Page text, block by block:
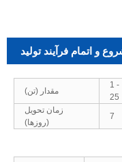
و اتمام فرآیند تولید
مقدار (تن)
1 -
25
زمان تحویل
(روزها)
7